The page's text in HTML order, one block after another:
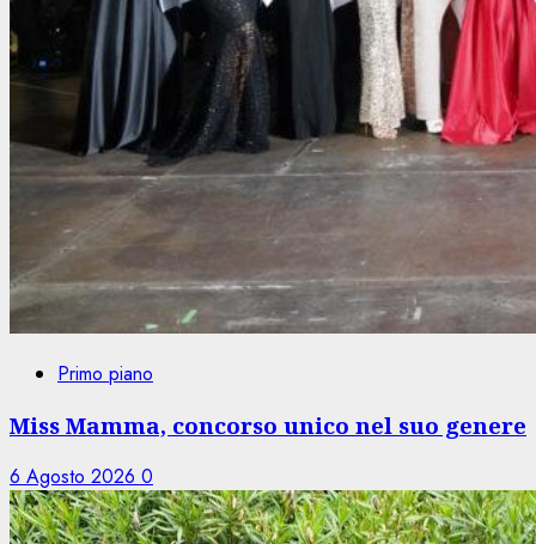
Primo piano
Miss Mamma, concorso unico nel suo genere
6 Agosto 2026 0